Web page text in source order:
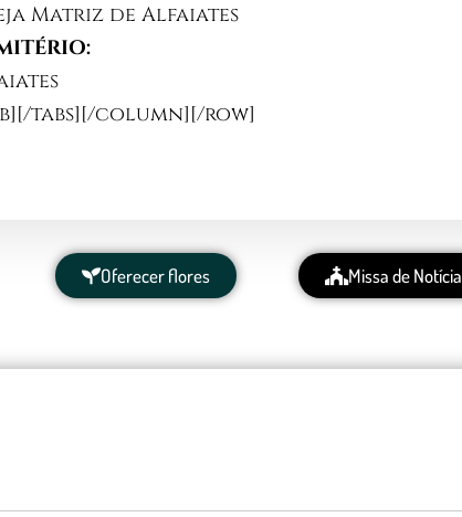
Matriz de Alfaiates
tabs][/column][/row]
Oferecer flores Missa de Notícia